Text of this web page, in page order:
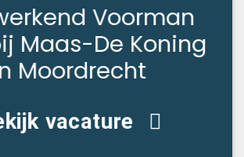
Voorman
Maas-De Koning
Moordrecht
vacature